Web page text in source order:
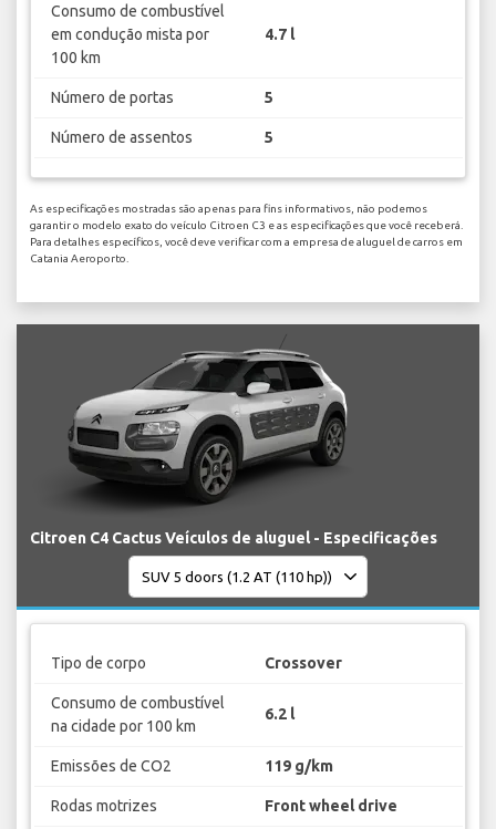
Consumo de combustível
em condução mista por
100 km
4.7 l
Número de portas 5
Número de assentos 5
As especificações mostradas são apenas para fins informativos, não podemos
garantir o modelo exato do veículo Citroen C3 e as especificações que você receberá.
Para detalhes específicos, você deve verificar com a empresa de aluguel de carros em
Catania Aeroporto.
Citroen C4 Cactus Veículos de aluguel - Especificações
Tipo de corpo Crossover
Consumo de combustível
na cidade por 100 km
6.2 l
Emissões de CO2 119 g/km
Rodas motrizes Front wheel drive